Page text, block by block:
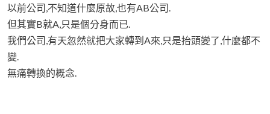
以前公司,不知道什麼原故,也有AB公司.
但其實B就A,只是個分身而已.
我們公司,有天忽然就把大家轉到A來,只是抬頭變了,什麼都不
變.
無痛轉換的概念.